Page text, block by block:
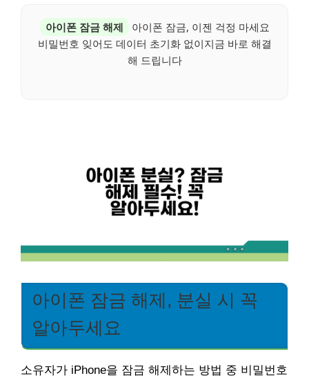
아이폰 잠금 해제
아이폰 잠금, 이젠 걱정 마세요
비밀번호 잊어도 데이터 초기화 없이지금 바로 해결
해 드립니다
아이폰 잠금 해제, 분실 시 꼭
알아두세요
소유자가 iPhone을 잠금 해제하는 방법 중 비밀번호